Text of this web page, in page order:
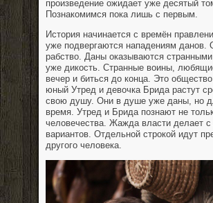
произведение ожидает уже десятый
Познакомимся пока лишь с первым.
История начинается с времён
уже подвергаются нападениям данов.
рабство. Даны оказываются
уже дикость. Странные воины,
вечер и биться до конца. Это
юный Утред и девочка Брида растут
свою душу. Они в душе уже даны, но
время. Утред и Брида познают не
человечества. Жажда власти делает
вариантов. Отдельной строкой идут
другого человека.